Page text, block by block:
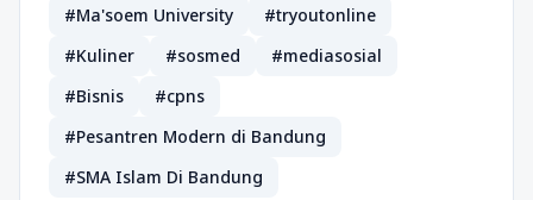
#Ma'soem University
#tryoutonline
#Kuliner
#sosmed
#mediasosial
#Bisnis
#cpns
#Pesantren Modern di Bandung
#SMA Islam Di Bandung